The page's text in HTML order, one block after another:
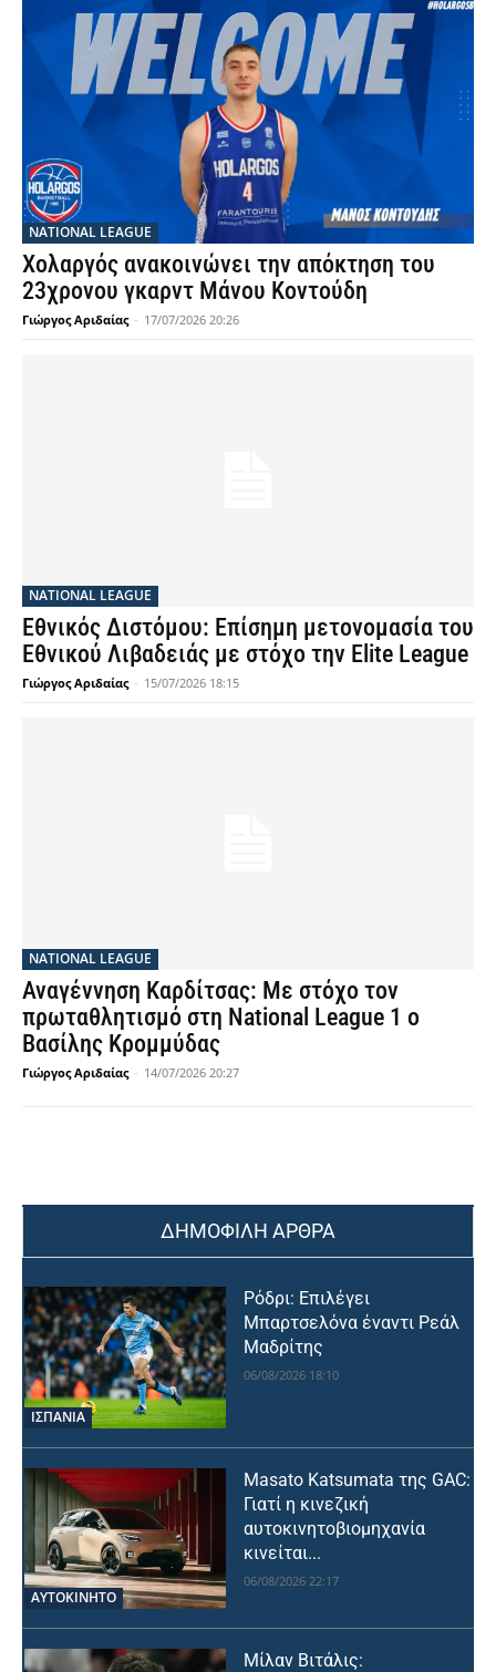
NATIONAL LEAGUE
Χολαργός ανακοινώνει την απόκτηση του
23χρονου γκαρντ Μάνου Κοντούδη
Γιώργος Αριδαίας - 17/07/2026 20:26
NATIONAL LEAGUE
Εθνικός Διστόμου: Επίσημη μετονομασία του
Εθνικού Λιβαδειάς με στόχο την Elite League
Γιώργος Αριδαίας - 15/07/2026 18:15
NATIONAL LEAGUE
Αναγέννηση Καρδίτσας: Με στόχο τον
πρωταθλητισμό στη National League 1 ο
Βασίλης Κρομμύδας
Γιώργος Αριδαίας - 14/07/2026 20:27
ΔΗΜΟΦΙΛΗ ΑΡΘΡΑ
ΙΣΠΑΝΙΑ
Ρόδρι: Επιλέγει
Μπαρτσελόνα έναντι Ρεάλ
Μαδρίτης
06/08/2026 18:10
ΑΥΤΟΚΙΝΗΤΟ
Masato Katsumata της GAC:
Γιατί η κινεζική
αυτοκινητοβιομηχανία
κινείται...
06/08/2026 22:17
Μίλαν Βιτάλις: